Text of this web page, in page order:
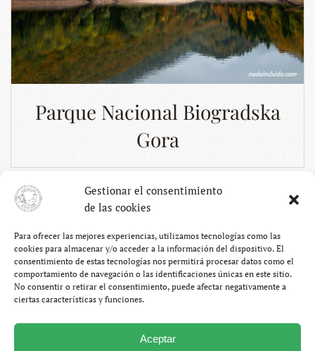
Gestionar el consentimiento
de las cookies
Para ofrecer las mejores experiencias, utilizamos tecnologías como las
cookies para almacenar y/o acceder a la información del dispositivo. El
consentimiento de estas tecnologías nos permitirá procesar datos como el
comportamiento de navegación o las identificaciones únicas en este sitio.
No consentir o retirar el consentimiento, puede afectar negativamente a
ciertas características y funciones.
Aceptar
Parque Nacional Biogradska
Gora